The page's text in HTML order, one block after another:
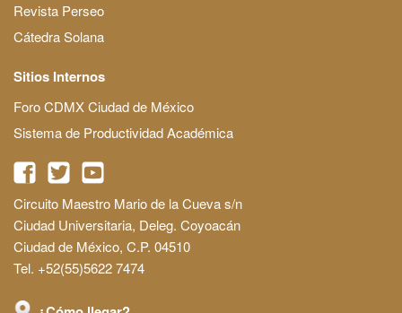
Revista Perseo
Cátedra Solana
Sitios Internos
Foro CDMX Ciudad de México
Sistema de Productividad Académica
Circuito Maestro Mario de la Cueva s/n
Ciudad Universitaria, Deleg. Coyoacán
Ciudad de México, C.P. 04510
Tel. +52(55)5622 7474